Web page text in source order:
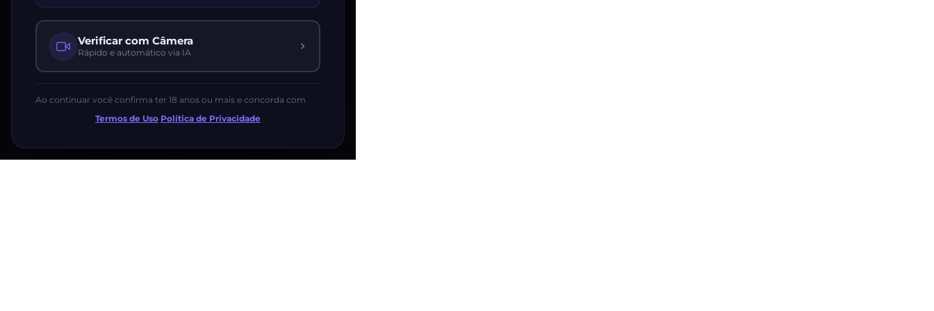
Verificar com Câmera
Rápido e automático via IA
Ao continuar você confirma ter 18 anos ou mais e concorda com
Termos de Uso·Política de Privacidade